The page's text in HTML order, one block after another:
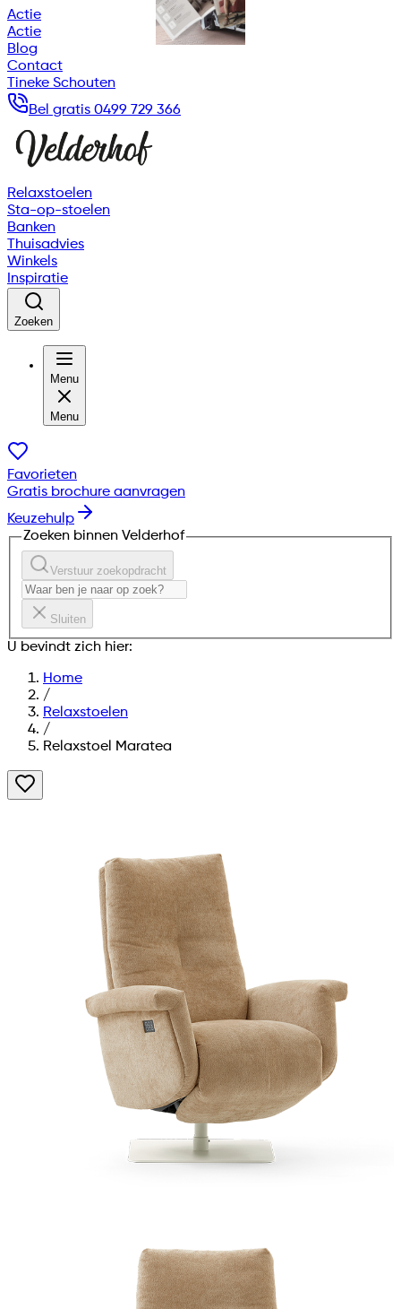
Actie
Actie
Blog
Contact
Tineke Schouten
Bel gratis 0499 729 366
Relaxstoelen
Sta-op-stoelen
Banken
Thuisadvies
Winkels
Inspiratie
Zoeken
Menu
Menu
Favorieten
Gratis brochure aanvragen
Keuzehulp
Zoeken binnen Velderhof
Verstuur zoekopdracht
Sluiten
U bevindt zich hier:
Home
/
Relaxstoelen
/
Relaxstoel Maratea